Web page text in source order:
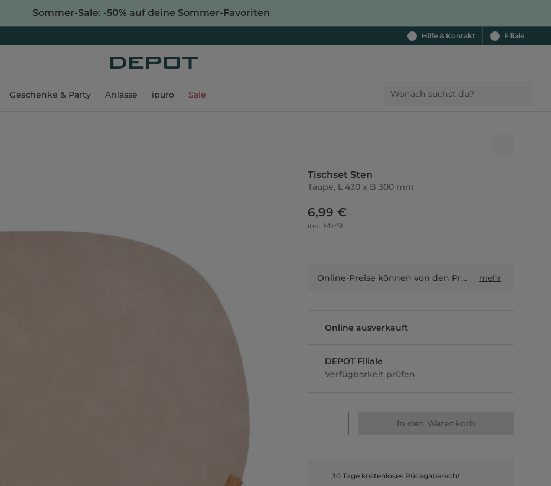
Sommer-Sale: -50% auf deine Sommer-Favoriten
Hilfe & Kontakt Filiale
Geschenke & Party Anlässe ipuro Sale
Tischset Sten
Taupe, L 430 x B 300 mm
6,99 €
inkl. MwSt
Online-Preise können von den Preisen in Filialen sowie Shop-in-Shop-Flächen abweichen. mehr
Online ausverkauft
DEPOT Filiale
Verfügbarkeit prüfen
In den Warenkorb
30 Tage kostenloses Rückgaberecht